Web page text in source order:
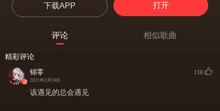
面对我 总觉得 陌生
爱你 一分
下载APP 打开
评论 相似歌曲
精彩评论
锦零
2021年2月24日
110
该遇见的总会遇见